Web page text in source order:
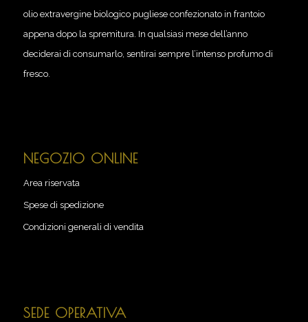
olio extravergine biologico pugliese confezionato in frantoio
appena dopo la spremitura. In qualsiasi mese dell’anno
deciderai di consumarlo, sentirai sempre l’intenso profumo di
fresco.
NEGOZIO ONLINE
Area riservata
Spese di spedizione
Condizioni generali di vendita
SEDE OPERATIVA